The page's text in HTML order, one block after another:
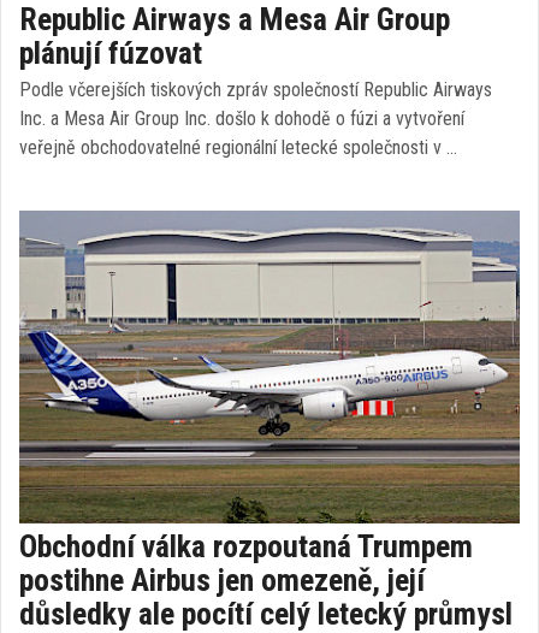
Republic Airways a Mesa Air Group
plánují fúzovat
Podle včerejších tiskových zpráv společností Republic Airways
Inc. a Mesa Air Group Inc. došlo k dohodě o fúzi a vytvoření
veřejně obchodovatelné regionální letecké společnosti v …
Obchodní válka rozpoutaná Trumpem
postihne Airbus jen omezeně, její
důsledky ale pocítí celý letecký průmysl